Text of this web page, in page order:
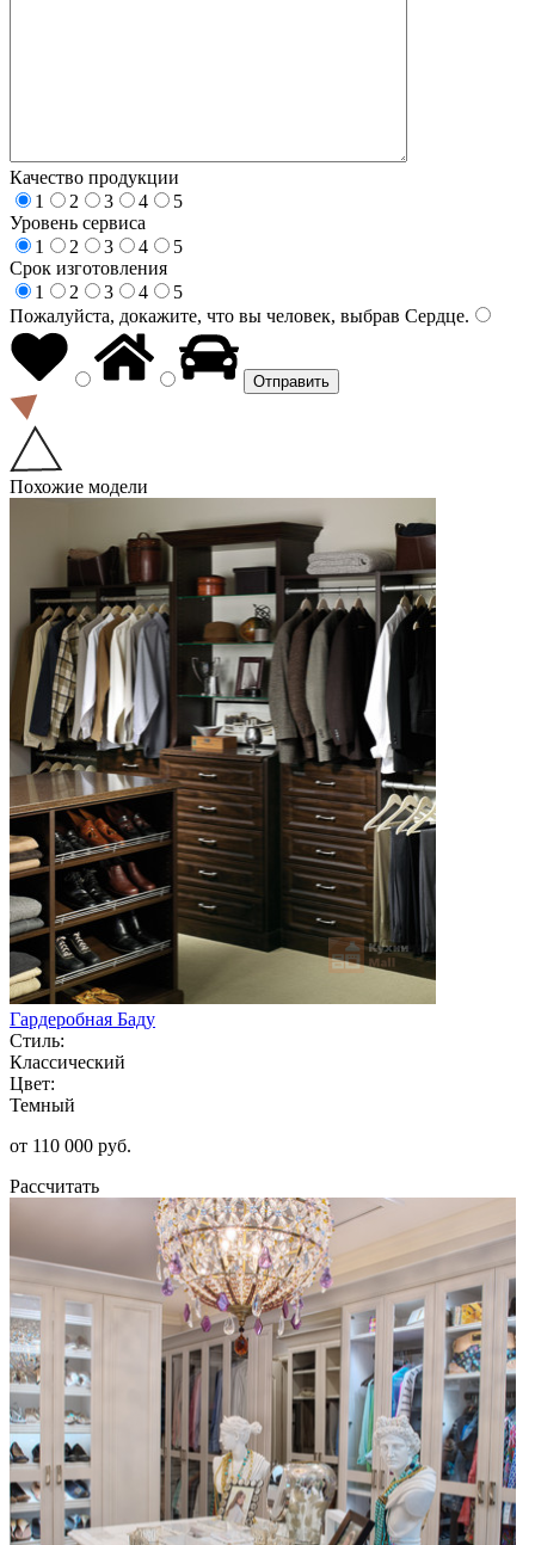
Качество продукции
1
2 3 4
5
Уровень сервиса
1
2 3 4
5
Срок изготовления
1
2 3 4
5
Пожалуйста, докажите, что вы человек, выбрав Сердце.
Похожие модели
Гардеробная Баду
Стиль:
Классический
Цвет:
Темный
от 110 000 руб.
Рассчитать